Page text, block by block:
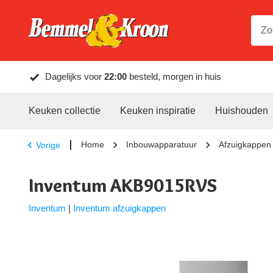
Dagelijks voor 22:00 besteld, morgen in huis
Keuken collectie Keuken inspiratie Huishouden
Vorige Home Inbouwapparatuur Afzuigkappen
Inventum AKB9015RVS
Inventum | Inventum afzuigkappen